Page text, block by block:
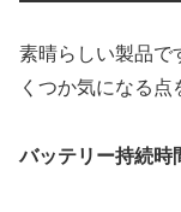
素晴らしい製品で
くつか気になる点
バッテリー持続時